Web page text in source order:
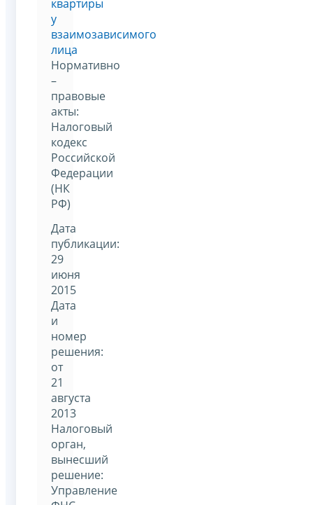
квартиры
у
взаимозависимого
лица
Нормативно
–
правовые
акты:
Налоговый
кодекс
Российской
Федерации
(НК
РФ)
Дата
публикации:
29
июня
2015
Дата
и
номер
решения:
от
21
августа
2013
Налоговый
орган,
вынесший
решение:
Управление